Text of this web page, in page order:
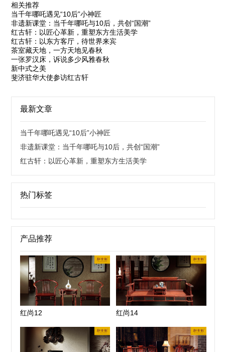
相关推荐
当千年哪吒遇见“10后”小神匠
非遗新课堂：当千年哪吒与10后，共创“国潮”
红古轩：以匠心革新，重塑东方生活美学
红古轩：以东方客厅，待世界来宾
茶室藏天地，一方天地见春秋
一张罗汉床，诉说多少风雅春秋
新中式之美
斐济驻华大使参访红古轩
最新文章
当千年哪吒遇见“10后”小神匠
非遗新课堂：当千年哪吒与10后，共创“国潮”
红古轩：以匠心革新，重塑东方生活美学
热门标签
产品推荐
红尚12 红尚14